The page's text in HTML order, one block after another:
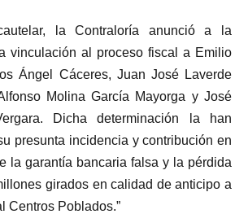
la Contraloría anunció a la
vinculación al proceso fiscal a Emilio
Ángel Cáceres, Juan José Laverde
Molina García Mayorga y José
Dicha determinación la han
presunta incidencia y contribución en
la garantía bancaria falsa y la pérdida
girados en calidad de anticipo a
Centros Poblados.”